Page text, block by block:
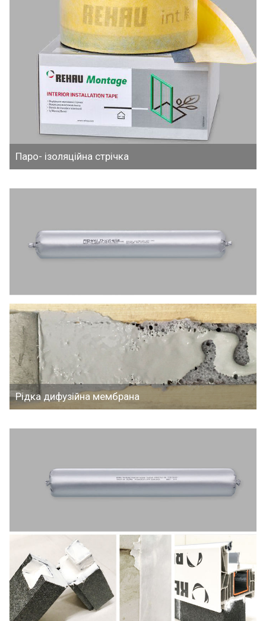
Паро- ізоляційна стрічка
Рідка дифузійна мембрана